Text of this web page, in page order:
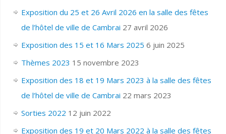
Exposition du 25 et 26 Avril 2026 en la salle des fêtes
de l’hôtel de ville de Cambrai 27 avril 2026
Exposition des 15 et 16 Mars 2025 6 juin 2025
Thèmes 2023 15 novembre 2023
Exposition des 18 et 19 Mars 2023 à la salle des fêtes
de l’hôtel de ville de Cambrai 22 mars 2023
Sorties 2022 12 juin 2022
Exposition des 19 et 20 Mars 2022 à la salle des fêtes